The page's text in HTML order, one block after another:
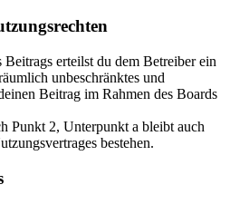
erteilst du dem Betreiber ein
unbeschränktes und
Beitrag im Rahmen des Boards
Punkt 2, Unterpunkt a bleibt auch
bestehen.